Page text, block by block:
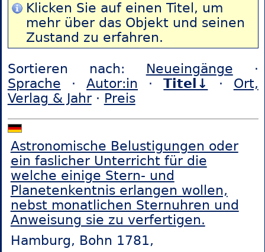
Klicken Sie auf einen Titel, um
mehr über das Objekt und seinen
Zustand zu erfahren.
Sortieren nach: Neueingänge ·
Sprache ·Autor:in ·Titel↓ · Ort,
Verlag & Jahr· Preis
Astronomische Belustigungen oder
ein faslicher Unterricht für die
welche einige Stern- und
Planetenkentnis erlangen wollen,
nebst monatlichen Sternuhren und
Anweisung sie zu verfertigen.
Hamburg, Bohn 1781,